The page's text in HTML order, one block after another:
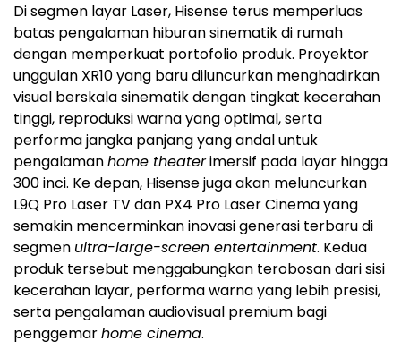
Di segmen layar Laser, Hisense terus memperluas
batas pengalaman hiburan sinematik di rumah
dengan memperkuat portofolio produk. Proyektor
unggulan XR10 yang baru diluncurkan menghadirkan
visual berskala sinematik dengan tingkat kecerahan
tinggi, reproduksi warna yang optimal, serta
performa jangka panjang yang andal untuk
pengalamanhome theaterimersif pada layar hingga
300 inci. Ke depan, Hisense juga akan meluncurkan
L9Q Pro Laser TV dan PX4 Pro Laser Cinema yang
semakin mencerminkan inovasi generasi terbaru di
segmen ultra-large-screen entertainment. Kedua
produk tersebut menggabungkan terobosan dari sisi
kecerahan layar, performa warna yang lebih presisi,
serta pengalaman audiovisual premium bagi
penggemarhome cinema.